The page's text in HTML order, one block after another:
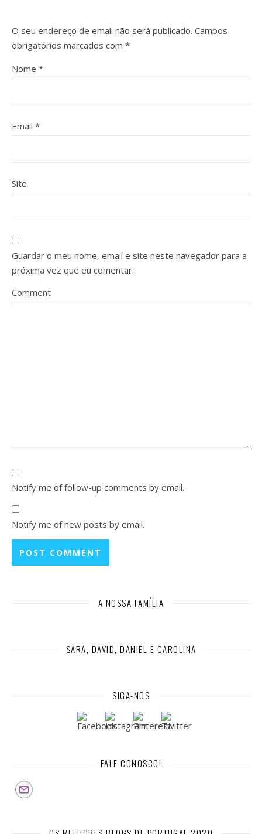
O seu endereço de email não será publicado. Campos
obrigatórios marcados com *
Nome *
Email *
Site
Guardar o meu nome, email e site neste navegador para a
próxima vez que eu comentar.
Comment
Notify me of follow-up comments by email.
Notify me of new posts by email.
A NOSSA FAMÍLIA
SARA, DAVID, DANIEL E CAROLINA
SIGA-NOS
FALE CONOSCO!